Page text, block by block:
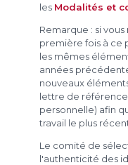
les Modalités et
Remarque : si
première fois à ce
les mêmes
années
nouveaux
lettre de
personnelle) afin
travail le plus
Le comité de
l'authenticité des